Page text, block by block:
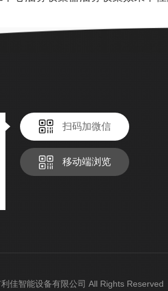
扫码加微信
移动端浏览
佳智能设备有限公司 All Rights